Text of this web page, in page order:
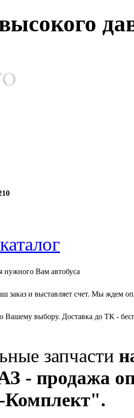
нужного Вам автобуса
заказ и выставляет счет. Мы ждем
Вашему выбору. Доставка до ТК -
запчасти
- продажа
Комплект".